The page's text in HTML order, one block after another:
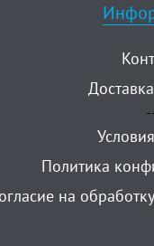
Политика
на